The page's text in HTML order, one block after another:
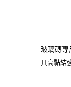
玻璃磚專
具高黏結